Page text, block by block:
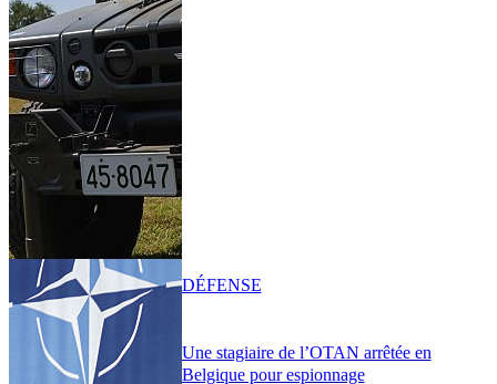
Une stagiaire de l’OTAN arrêtée en
Belgique pour espionnage
DÉFENSE